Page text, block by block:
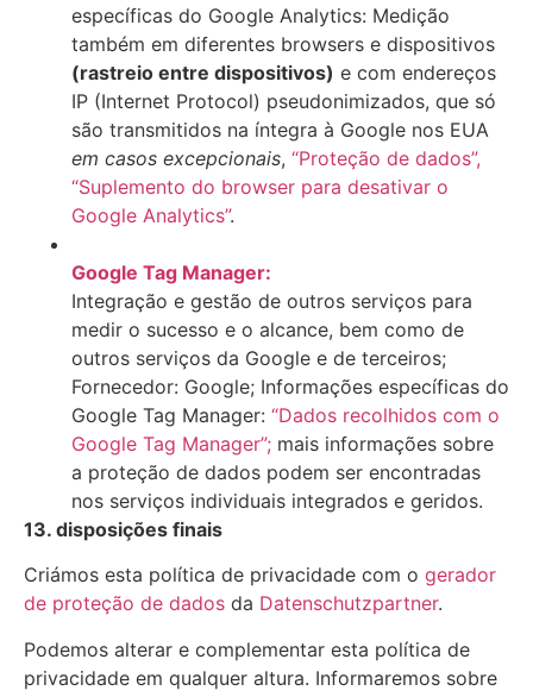
específicas do Google Analytics: Medição
também em diferentes browsers e dispositivos
(rastreio entre dispositivos) e com endereços
IP (Internet Protocol) pseudonimizados, que só
são transmitidos na íntegra à Google nos EUA
em casos excepcionais, “Proteção de dados”,
“Suplemento do browser para desativar o
Google Analytics”.
Google Tag Manager:
Integração e gestão de outros serviços para
medir o sucesso e o alcance, bem como de
outros serviços da Google e de terceiros;
Fornecedor: Google; Informações específicas do
Google Tag Manager: “Dados recolhidos com o
Google Tag Manager”; mais informações sobre
a proteção de dados podem ser encontradas
nos serviços individuais integrados e geridos.
13. disposições finais
Criámos esta política de privacidade com o gerador
de proteção de dados da Datenschutzpartner.
Podemos alterar e complementar esta política de
privacidade em qualquer altura. Informaremos sobre